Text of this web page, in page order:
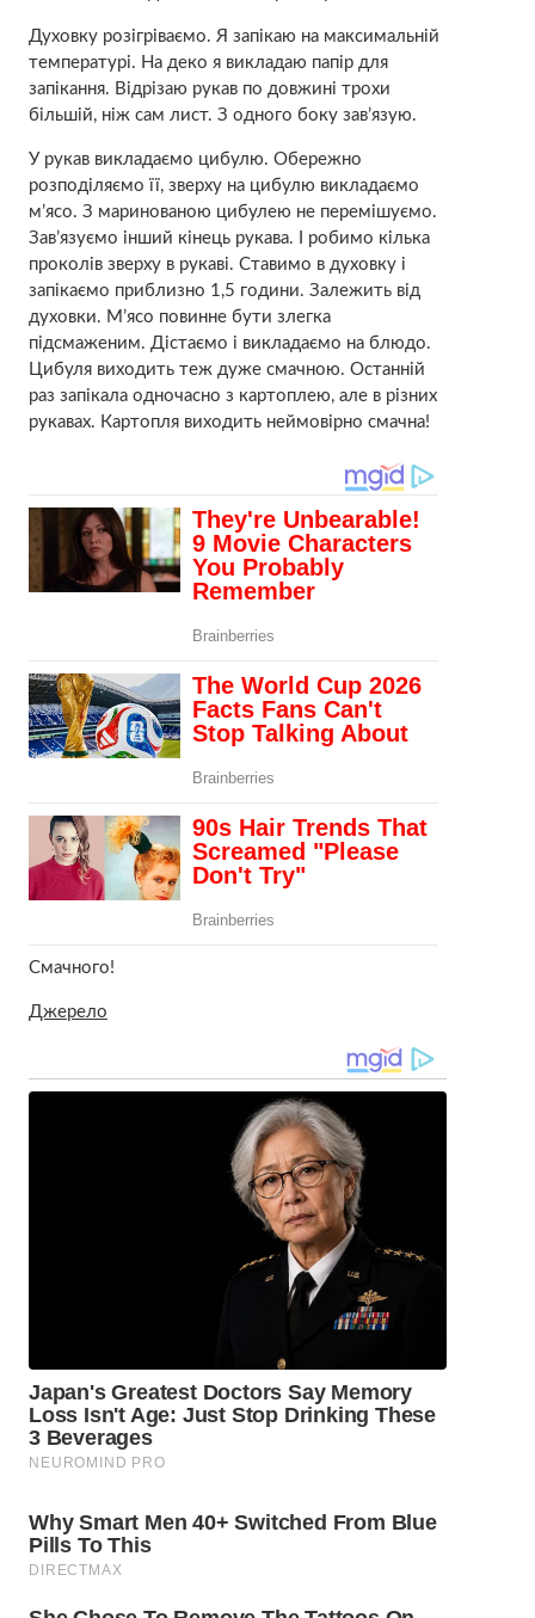
Духовку розігріваємо. Я запікаю на максимальній
температурі. На деко я викладаю папір для
запікання. Відрiзаю рукав по довжині трохи
більшiй, ніж сам лист. З одного боку зав’язую.
У рукав викладаємо цибулю. Обережно
розподіляємо її, зверху на цибулю викладаємо
м’ясо. З маринованою цибулею не перемішуємо.
Зав’язуємо інший кінець рукава. І робимо кілька
прoколів зверху в рукаві. Ставимо в духовку і
запікаємо приблизно 1,5 години. Залежить від
духовки. М’ясо повиннe бути злегка
підсмаженим. Дістаємо і викладаємо на блюдо.
Цибуля виходить теж дуже смачною. Останній
раз запікала одночасно з картоплею, але в різних
рукавах. Картопля виходить неймовірно смачна!
Смачного!
Джерело